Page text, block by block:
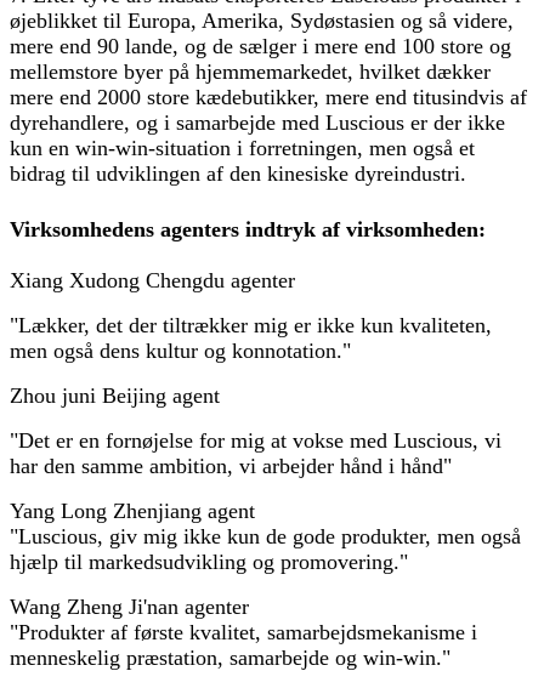
øjeblikket til Europa, Amerika, Sydøstasien og så videre,
mere end 90 lande, og de sælger i mere end 100 store og
mellemstore byer på hjemmemarkedet, hvilket dækker
mere end 2000 store kædebutikker, mere end titusindvis af
dyrehandlere, og i samarbejde med Luscious er der ikke
kun en win-win-situation i forretningen, men også et
bidrag til udviklingen af ​​den kinesiske dyreindustri.
Virksomhedens agenters indtryk af virksomheden:
Xiang Xudong Chengdu agenter
"Lækker, det der tiltrækker mig er ikke kun kvaliteten,
men også dens kultur og konnotation."
Zhou juni Beijing agent
"Det er en fornøjelse for mig at vokse med Luscious, vi
har den samme ambition, vi arbejder hånd i hånd"
Yang Long Zhenjiang agent
"Luscious, giv mig ikke kun de gode produkter, men også
hjælp til markedsudvikling og promovering."
Wang Zheng Ji'nan agenter
"Produkter af første kvalitet, samarbejdsmekanisme i
menneskelig præstation, samarbejde og win-win."